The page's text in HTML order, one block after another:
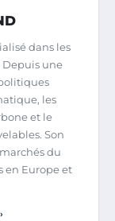
dans les
une
les
et le
Son
du
en Europe et